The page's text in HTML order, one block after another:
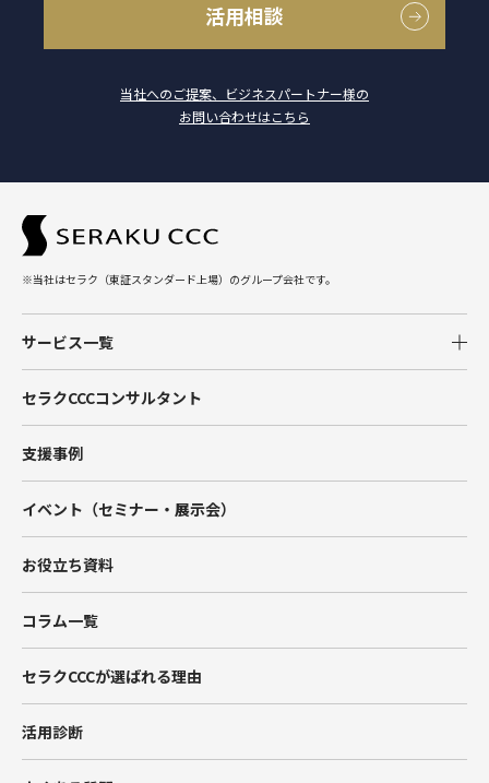
活用相談
当社へのご提案、ビジネスパートナー様の
お問い合わせはこちら
※当社はセラク（東証スタンダード上場）のグループ会社です。
サービス一覧
Salesforce
Tableau
Account Engagement（旧Pardot）
Marketing Cloud
Data Cloud
BtoBマーケティング支援
セラクCCCコンサルタント
支援事例
イベント（セミナー・展示会）
お役立ち資料
コラム一覧
セラクCCCが選ばれる理由
活用診断